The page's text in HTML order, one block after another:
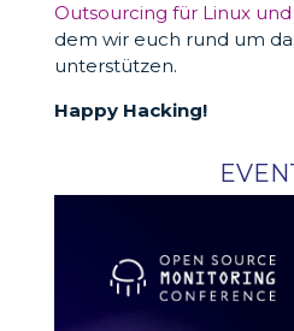
Outsourcing für Linux
dem wir euch rund um
unterstützen.
Happy Hacking!